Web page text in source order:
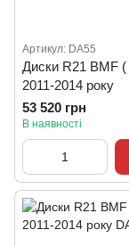
Артикул: DA55
Диски R21 BMF
2011-2014 року
53 520 грн
В наявності